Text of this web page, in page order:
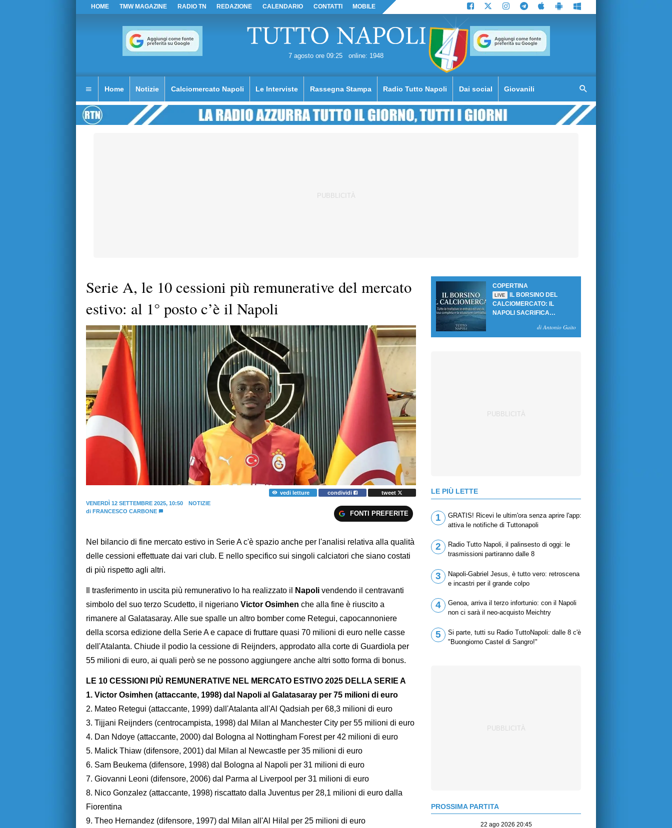
HOME TMW MAGAZINE RADIO TN REDAZIONE CALENDARIO CONTATTI MOBILE
7 agosto ore 09:25 online: 1948
Home Notizie Calciomercato Napoli Le Interviste Rassegna Stampa Radio Tutto Napoli Dai social Giovanili
Serie A, le 10 cessioni più remunerative del mercato
estivo: al 1° posto c’è il Napoli
vedi letture condividi
tweet
VENERDÌ 12 SETTEMBRE 2025, 10:50
NOTIZIE
di FRANCESCO CARBONE FONTI PREFERITE
Nel bilancio di fine mercato estivo in Serie A c'è spazio anche per l'analisi relativa alla qualità
delle cessioni effettuate dai vari club. E nello specifico sui singoli calciatori che siano costati
di più rispetto agli altri.
Il trasferimento in uscita più remunerativo lo ha realizzato il Napoli vendendo il centravanti
simbolo del suo terzo Scudetto, il nigeriano Victor Osimhen che alla fine è riuscito a
rimanere al Galatasaray. Alle sue spalle un altro bomber come Retegui, capocannoniere
della scorsa edizione della Serie A e capace di fruttare quasi 70 milioni di euro nelle casse
dell'Atalanta. Chiude il podio la cessione di Reijnders, approdato alla corte di Guardiola per
55 milioni di euro, ai quali però se ne possono aggiungere anche altri sotto forma di bonus.
LE 10 CESSIONI PIÙ REMUNERATIVE NEL MERCATO ESTIVO 2025 DELLA SERIE A
1. Victor Osimhen (attaccante, 1998) dal Napoli al Galatasaray per 75 milioni di euro
2. Mateo Retegui (attaccante, 1999) dall'Atalanta all'Al Qadsiah per 68,3 milioni di euro
3. Tijjani Reijnders (centrocampista, 1998) dal Milan al Manchester City per 55 milioni di euro
4. Dan Ndoye (attaccante, 2000) dal Bologna al Nottingham Forest per 42 milioni di euro
5. Malick Thiaw (difensore, 2001) dal Milan al Newcastle per 35 milioni di euro
6. Sam Beukema (difensore, 1998) dal Bologna al Napoli per 31 milioni di euro
7. Giovanni Leoni (difensore, 2006) dal Parma al Liverpool per 31 milioni di euro
8. Nico Gonzalez (attaccante, 1998) riscattato dalla Juventus per 28,1 milioni di euro dalla
Fiorentina
9. Theo Hernandez (difensore, 1997) dal Milan all'Al Hilal per 25 milioni di euro
COPERTINA
LIVE
IL BORSINO DEL
CALCIOMERCATO: IL
NAPOLI SACRIFICA
SBLOCCANO ARRIVIdi Antonio Gaito
LE PIÙ LETTE
1
GRATIS! Ricevi le ultim'ora senza aprire l'app:
attiva le notifiche di Tuttonapoli
2
Radio Tutto Napoli, il palinsesto di oggi: le
trasmissioni partiranno dalle 8
3
Napoli-Gabriel Jesus, è tutto vero: retroscena
e incastri per il grande colpo
4
Genoa, arriva il terzo infortunio: con il Napoli
non ci sarà il neo-acquisto Meichtry
5
Si parte, tutti su Radio TuttoNapoli: dalle 8 c'è
"Buongiorno Castel di Sangro!"
PROSSIMA PARTITA
22 ago 2026 20:45